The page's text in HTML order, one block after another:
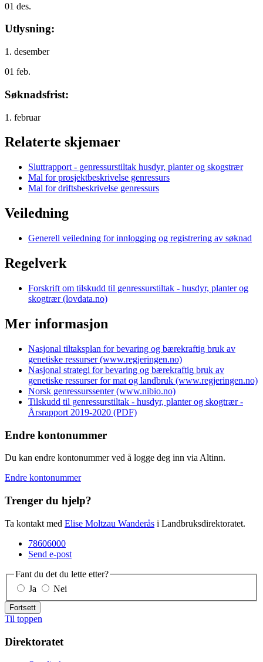
01 des.
Utlysning:
1. desember
01 feb.
Søknadsfrist:
1. februar
Relaterte skjemaer
Sluttrapport - genressurstiltak husdyr, planter og skogstrær
Mal for prosjektbeskrivelse genressurs
Mal for driftsbeskrivelse genressurs
Veiledning
Generell veiledning for innlogging og registrering av søknad
Regelverk
Forskrift om tilskudd til genressurstiltak - husdyr, planter og
skogtrær (lovdata.no)
Mer informasjon
Nasjonal tiltaksplan for bevaring og bærekraftig bruk av
genetiske ressurser (www.regjeringen.no)
Nasjonal strategi for bevaring og bærekraftig bruk av
genetiske ressurser for mat og landbruk (www.regjeringen.no)
Norsk genressurssenter (www.nibio.no)
Tilskudd til genressurstiltak - husdyr, planter og skogtrær -
Årsrapport 2019-2020 (PDF)
Endre kontonummer
Du kan endre kontonummer ved å logge deg inn via Altinn.
Endre kontonummer
Trenger du hjelp?
Ta kontakt med Elise Moltzau Wanderås i Landbruksdirektoratet.
78606000
Send e-post
Fant du det du lette etter?
Ja
Nei
Fortsett
Til toppen
Direktoratet